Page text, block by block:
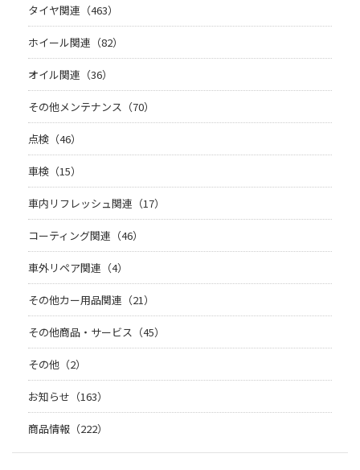
タイヤ関連（463）
ホイール関連（82）
オイル関連（36）
その他メンテナンス（70）
点検（46）
車検（15）
車内リフレッシュ関連（17）
コーティング関連（46）
車外リペア関連（4）
その他カー用品関連（21）
その他商品・サービス（45）
その他（2）
お知らせ（163）
商品情報（222）